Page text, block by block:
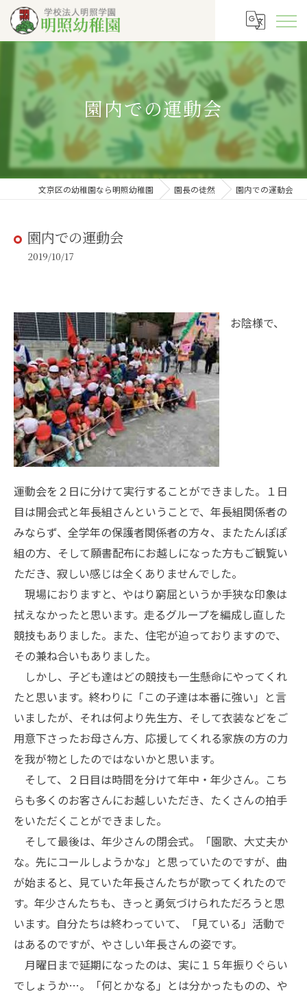
園内での運動会
文京区の幼稚園なら明照幼稚園 園長の徒然 園内での運動会
園内での運動会
2019/10/17
お陰様で、
運動会を２日に分けて実行することができました。１日
目は開会式と年長組さんということで、年長組関係者の
みならず、全学年の保護者関係者の方々、またたんぽぽ
組の方、そして願書配布にお越しになった方もご観覧い
ただき、寂しい感じは全くありませんでした。
現場におりますと、やはり窮屈というか手狭な印象は
拭えなかったと思います。走るグループを編成し直した
競技もありました。また、住宅が迫っておりますので、
その兼ね合いもありました。
しかし、子ども達はどの競技も一生懸命にやってくれ
たと思います。終わりに「この子達は本番に強い」と言
いましたが、それは何より先生方、そして衣装などをご
用意下さったお母さん方、応援してくれる家族の方の力
を我が物としたのではないかと思います。
そして、２日目は時間を分けて年中・年少さん。こち
らも多くのお客さんにお越しいただき、たくさんの拍手
をいただくことができました。
そして最後は、年少さんの閉会式。「園歌、大丈夫か
な。先にコールしようかな」と思っていたのですが、曲
が始まると、見ていた年長さんたちが歌ってくれたので
す。年少さんたちも、きっと勇気づけられただろうと思
います。自分たちは終わっていて、「見ている」活動で
はあるのですが、やさしい年長さんの姿です。
月曜日まで延期になったのは、実に１５年振りぐらい
でしょうか…。「何とかなる」とは分かったものの、や